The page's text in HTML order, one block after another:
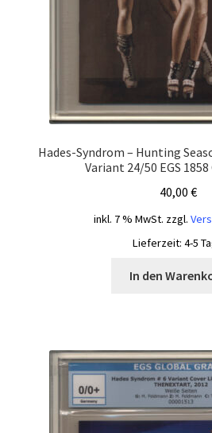
Hades-Syndrom – Hunting
Variant 24/50 EGS
40,00 €
inkl. 7 % MwSt. zzgl.
Lieferzeit: 4-5
In den